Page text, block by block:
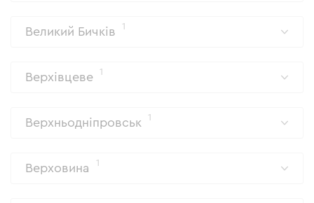
Великий Бичків 1
Верхівцеве 1
Верхньодніпровськ 1
Верховина 1